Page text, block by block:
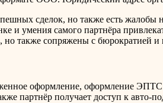
сделок, но также есть жалобы
и умения самого партнёра
но также сопряжены с бюрократией и
оформление, оформление
партнёр получает доступ к авто-